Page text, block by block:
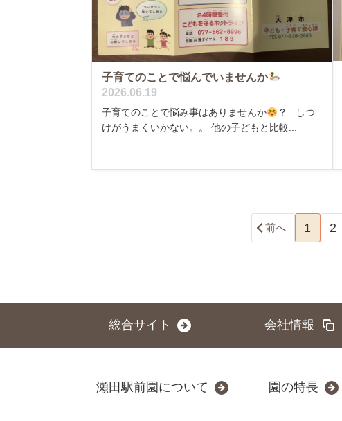
子育てのことで悩んでいませんか
2026.06.19
子育てのことで悩み事はありませんか
？ しつ
けがうまくいかない。。 他の子どもと比較...
前へ 1 2
総合サイト 会社情報
瀬田駅前園について 園の特長